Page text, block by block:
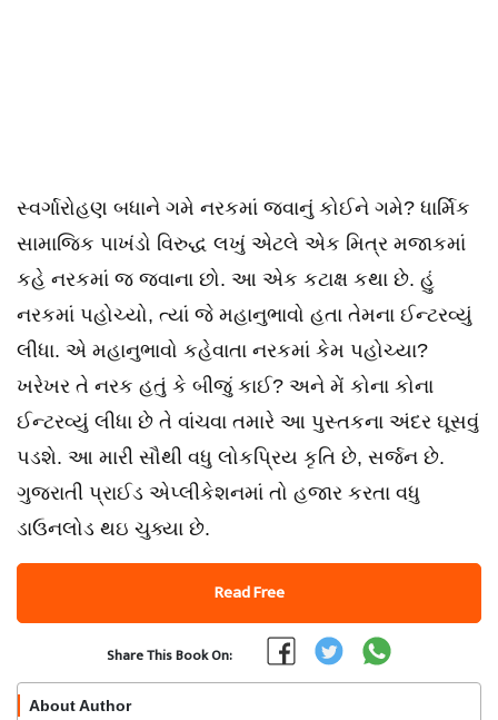
સ્વર્ગારોહણ બધાને ગમે નરકમાં જવાનું કોઈને ગમે? ધાર્મિક
સામાજિક પાખંડો વિરુદ્ધ લખું એટલે એક મિત્ર મજાકમાં
કહે નરકમાં જ જવાના છો. આ એક કટાક્ષ કથા છે. હું
નરકમાં પહોચ્યો, ત્યાં જે મહાનુભાવો હતા તેમના ઈન્ટરવ્યું
લીધા. એ મહાનુભાવો કહેવાતા નરકમાં કેમ પહોચ્યા?
ખરેખર તે નરક હતું કે બીજું કાઈ? અને મેં કોના કોના
ઈન્ટરવ્યું લીધા છે તે વાંચવા તમારે આ પુસ્તકના અંદર ઘૂસવું
પડશે. આ મારી સૌથી વધુ લોકપ્રિય કૃતિ છે, સર્જન છે.
ગુજરાતી પ્રાઈડ એપ્લીકેશનમાં તો હજાર કરતા વધુ
ડાઉનલોડ થઇ ચુક્યા છે.
Read Free
Share This Book On:
About Author